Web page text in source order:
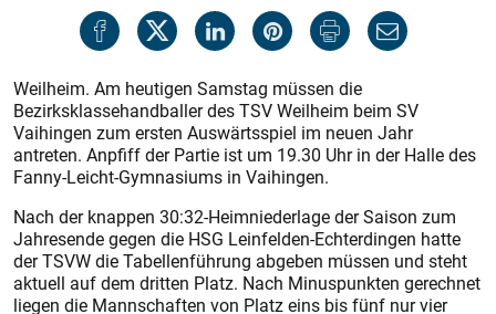
Weilheim. Am heutigen Samstag müssen die
Bezirksklassehandballer des TSV Weilheim beim SV
Vaihingen zum ersten Auswärtsspiel im neuen Jahr
antreten. Anpfiff der Partie ist um 19.30 Uhr in der Halle des
Fanny-Leicht-Gymnasiums in Vaihingen.
Nach der knappen 30:32-Heimniederlage der Saison zum
Jahresende gegen die HSG Leinfelden-Echterdingen hatte
der TSVW die Tabellenführung abgeben müssen und steht
aktuell auf dem dritten Platz. Nach Minuspunkten gerechnet
liegen die Mannschaften von Platz eins bis fünf nur vier